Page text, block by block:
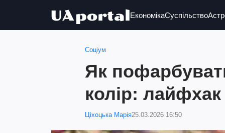
ЕкономікаСуспільство
Соціум
Як
колір: лайфхак
Ціхоцька Марія25.03.2026 16:50